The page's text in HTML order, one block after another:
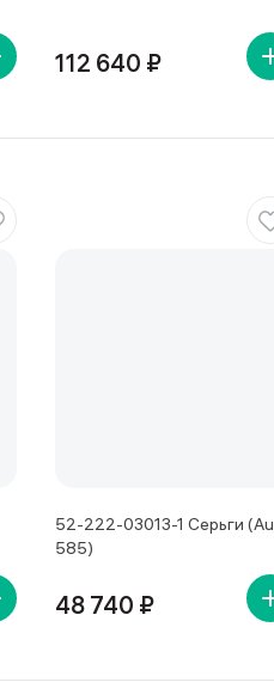
112 640 ₽
52-222-03013-1 Серьги (Au
585)
48 740 ₽